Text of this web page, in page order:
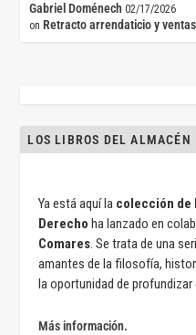
Gabriel Doménech 02/17/2026
on Retracto arrendaticio y
LOS LIBROS DEL ALMACÉN
Ya está aquí la colección de
Derecho ha lanzado en
Comares. Se trata de una
amantes de la filosofía,
la oportunidad de
Más información.